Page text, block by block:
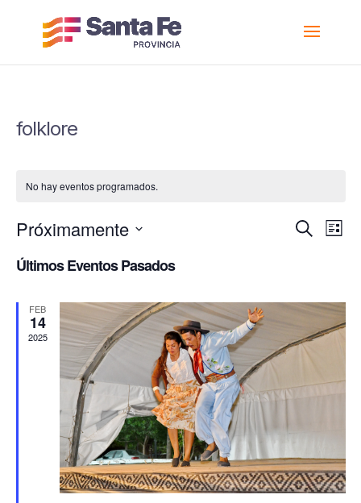
folklore
No hay eventos programados.
de
BuscarLista
Próximamente
Seleccionar
Últimos Eventos Pasados
FEB
14
2025